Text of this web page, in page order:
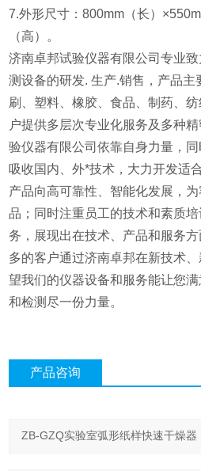
7.外形尺寸：800mm（长）
（高）。
济南卓邦试验仪器有限公司专业
测设备的研发. 生产.销售，产品主
刷、塑料、橡胶、食品、制药、
户提供多层次专业化服务及多种
验仪器有限公司依靠自身力量，同
吸收国内、外*技术，大力开发适
产品向高可靠性、智能化发展，
品；同时注重员工的技术和素质
务，展现出在技术、产品和服务
多的客户通过济南卓邦在新技术
望我们的仪器设备和服务能让您
和检测尽一份力量。
产品咨询